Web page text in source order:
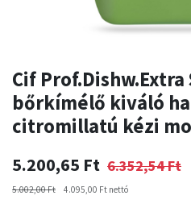
Cif Prof.Dishw.Extra
bőrkímélő kiváló
citromillatú kézi
5.200,65 Ft 6.352,54Ft
5.002,00Ft 4.095,00 Ft nettó